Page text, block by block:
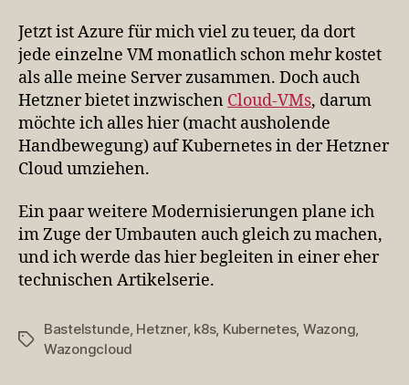
Jetzt ist Azure für mich viel zu teuer, da dort
jede einzelne VM monatlich schon mehr kostet
als alle meine Server zusammen. Doch auch
Hetzner bietet inzwischen Cloud-VMs, darum
möchte ich alles hier (macht ausholende
Handbewegung) auf Kubernetes in der Hetzner
Cloud umziehen.
Ein paar weitere Modernisierungen plane ich
im Zuge der Umbauten auch gleich zu machen,
und ich werde das hier begleiten in einer eher
technischen Artikelserie.
Schlagwörter
Bastelstunde, Hetzner, k8s, Kubernetes, Wazong,
Wazongcloud